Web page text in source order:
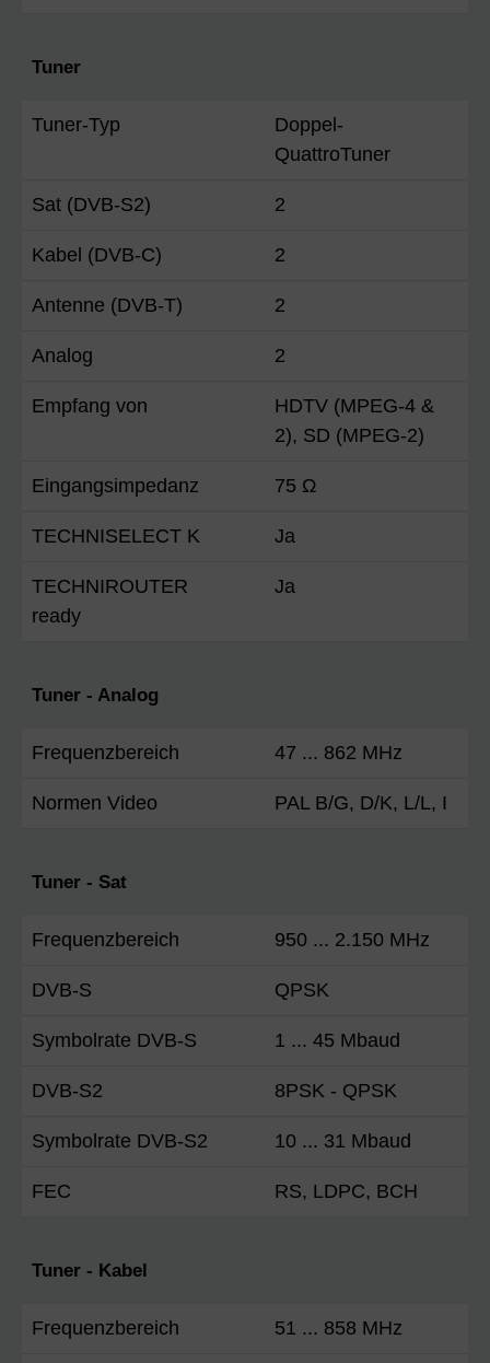
Tuner
Tuner-Typ
Doppel-
QuattroTuner
Sat (DVB-S2) 2
Kabel (DVB-C) 2
Antenne (DVB-T) 2
Analog 2
Empfang von
HDTV (MPEG-4 &
2), SD (MPEG-2)
Eingangsimpedanz 75 Ω
TECHNISELECT K Ja
TECHNIROUTER
ready
Ja
Tuner - Analog
Frequenzbereich 47 ... 862 MHz
Normen Video PAL B/G, D/K, L/L, I
Tuner - Sat
Frequenzbereich 950 ... 2.150 MHz
DVB-S QPSK
Symbolrate DVB-S 1 ... 45 Mbaud
DVB-S2 8PSK - QPSK
Symbolrate DVB-S2 10 ... 31 Mbaud
FEC RS, LDPC, BCH
Tuner - Kabel
Frequenzbereich 51 ... 858 MHz